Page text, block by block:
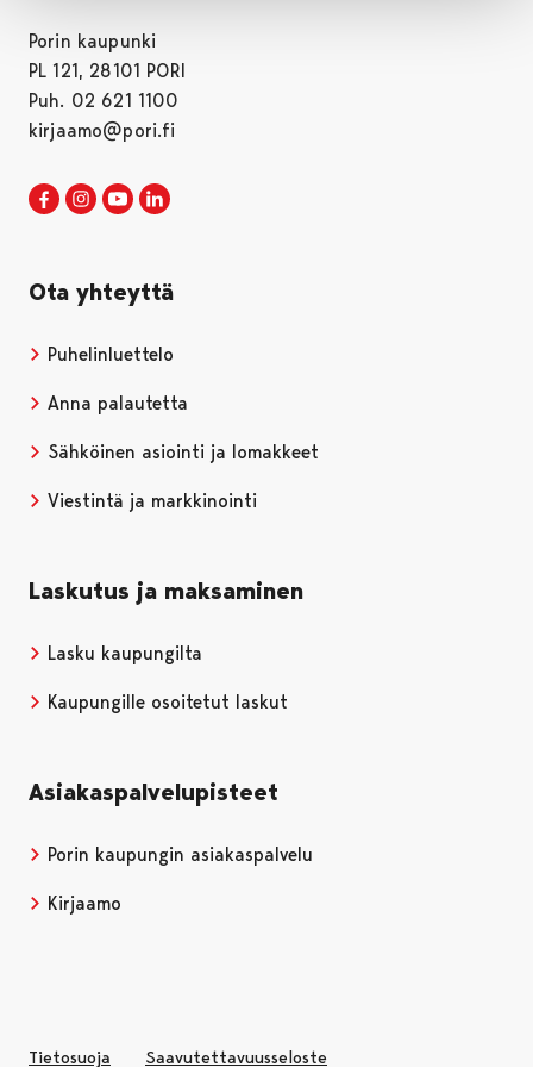
Porin kaupunki
PL 121, 28101 PORI
Puh. 02 621 1100
kirjaamo@pori.fi
Porin kaupunki Facebookissa
Avautuu uudessa välilehdessä
Porin kaupunki Instagramissa
Avautuu uudessa välilehdessä
Porin kaupunki Youtubessa
Avautuu uudessa välilehdessä
Ota yhteyttä
Puhelinluettelo
Anna palautetta
Sähköinen asiointi ja lomakkeet
Viestintä ja markkinointi
Laskutus ja maksaminen
Lasku kaupungilta
Kaupungille osoitetut laskut
Asiakaspalvelupisteet
Porin kaupungin asiakaspalvelu
Kirjaamo
Tietosuoja Saavutettavuusseloste